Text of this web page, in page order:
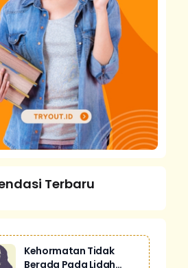
Terbaru
Kehormatan Tidak
Berada Pada Lidah